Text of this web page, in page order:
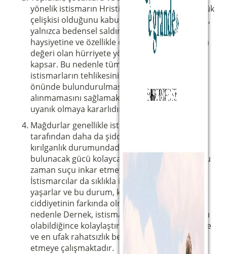
yönelik istismarın Hristiyan tanıklığının en büyük
çelişkisi olduğunu kabul eder. İstismar kavramı,
yalnızca bedensel saldırıları değil, kişinin
haysiyetine ve özellikle de özgürlüğün en üstün
değeri olan hürriyete yönelik tüm ihlalleri de
kapsar. Bu nedenle tüm üyeler, bu tür
istismarların tehlikesinin sürekli olarak göz
önünde bulundurulmasını ve asla hafife
alınmamasını sağlamak için sürekli olarak
uyanık olmaya kararlıdır.
Mağdurlar genellikle istismarın kendisi
tarafından daha da şiddetlendirilen bir
kırılganlık durumundadırlar ve şikayette
bulunacak gücü kolayca bulamazlar; hatta çoğu
zaman suçu inkar etmeye kadar varırlar.
İstismarcılar da sıklıkla içsel bir kopukluk
yaşarlar ve bu durum, kendi davranışlarının
ciddiyetinin farkında olmalarını engeller. Bu
nedenle Dernek, istismarın ortaya çıkarılmasını
olabildiğince kolaylaştırmaya özen göstermekte
ve en ufak rahatsızlık belirtilerini bile tespit
etmeye çalışmaktadır.